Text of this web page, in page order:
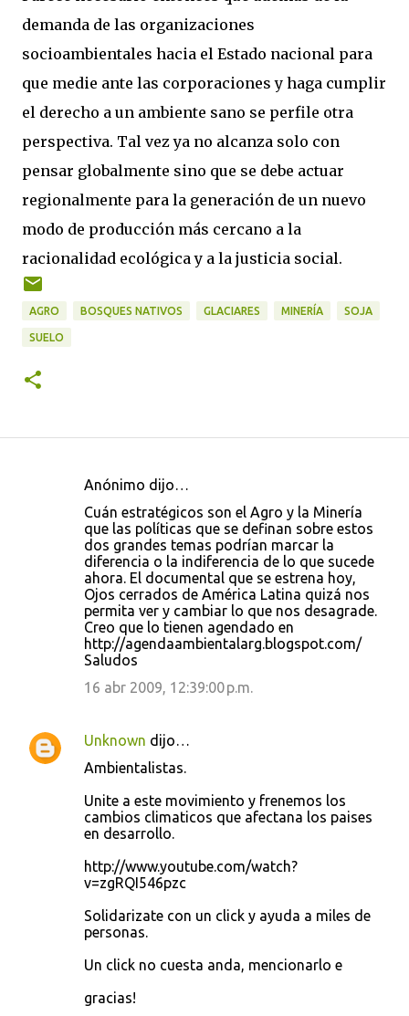
demanda de las organizaciones
socioambientales hacia el Estado nacional para
que medie ante las corporaciones y haga cumplir
el derecho a un ambiente sano se perfile otra
perspectiva. Tal vez ya no alcanza solo con
pensar globalmente sino que se debe actuar
regionalmente para la generación de un nuevo
modo de producción más cercano a la
racionalidad ecológica y a la justicia social.
AGRO BOSQUES NATIVOS GLACIARES MINERÍA SOJA
SUELO
s
Anónimo dijo…
Cuán estratégicos son el Agro y la Minería
que las políticas que se definan sobre estos
dos grandes temas podrían marcar la
diferencia o la indiferencia de lo que sucede
ahora. El documental que se estrena hoy,
Ojos cerrados de América Latina quizá nos
permita ver y cambiar lo que nos desagrade.
Creo que lo tienen agendado en
http://agendaambientalarg.blogspot.com/
Saludos
16 abr 2009, 12:39:00 p.m.
Unknown dijo…
Ambientalistas.
Unite a este movimiento y frenemos los
cambios climaticos que afectana los paises
en desarrollo.
http://www.youtube.com/watch?
v=zgRQI546pzc
Solidarizate con un click y ayuda a miles de
personas.
Un click no cuesta anda, mencionarlo e
gracias!